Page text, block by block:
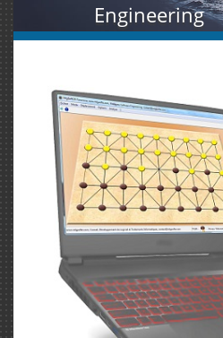
Engineering
"La solution